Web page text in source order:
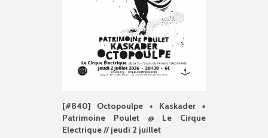
[#840] Octopoulpe + Kaskader +
Patrimoine Poulet @ Le Cirque
Electrique // jeudi 2 juillet